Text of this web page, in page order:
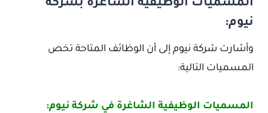
المسميات الوظيفية الشاغرة بشركة
نيوم:
وأشارت شركة نيوم إلى أن الوظائف المتاحة تخص
المسميات التالية:
المسميات الوظيفية الشاغرة في شركة نيوم: